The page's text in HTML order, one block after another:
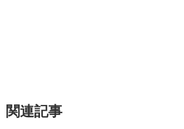
関連記事